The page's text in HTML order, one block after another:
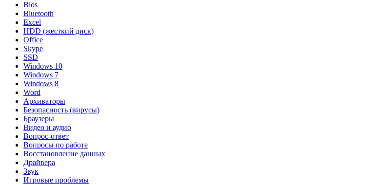
Bios
Bluetooth
Excel
HDD (жесткий диск)
Office
Skype
SSD
Windows 10
Windows 7
Windows 8
Word
Архиваторы
Безопасность (вирусы)
Браузеры
Видео и аудио
Вопрос-ответ
Вопросы по работе
Восстановление данных
Драйвера
Звук
Игровые проблемы